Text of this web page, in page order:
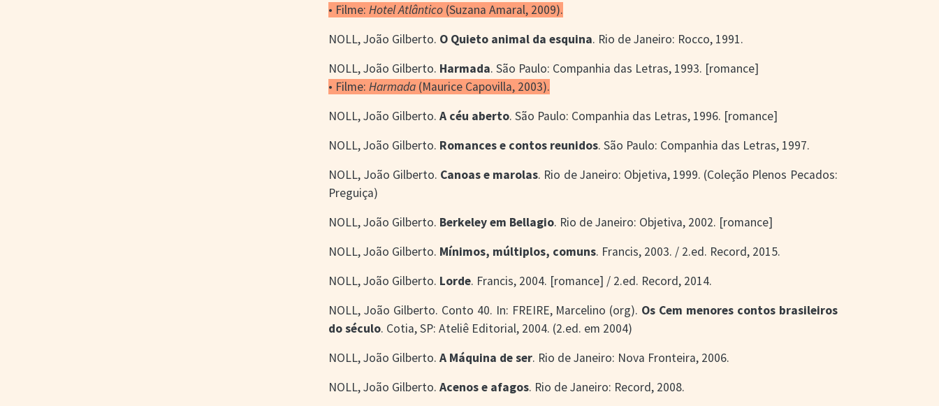
• Filme:Hotel Atlântico (Suzana Amaral, 2009).
NOLL, João Gilberto. O Quieto animal da esquina. Rio de Janeiro: Rocco, 1991.
NOLL, João Gilberto. Harmada. São Paulo: Companhia das Letras, 1993. [romance]
• Filme:Harmada (Maurice Capovilla, 2003).
NOLL, João Gilberto.A céu aberto. São Paulo: Companhia das Letras, 1996. [romance]
NOLL, João Gilberto. Romances e contos reunidos. São Paulo: Companhia das Letras, 1997.
NOLL, João Gilberto. Canoas e marolas. Rio de Janeiro: Objetiva, 1999. (Coleção Plenos Pecados:
Preguiça)
NOLL, João Gilberto. Berkeley em Bellagio. Rio de Janeiro: Objetiva, 2002. [romance]
NOLL, João Gilberto. Mínimos, múltiplos, comuns. Francis, 2003. / 2.ed. Record, 2015.
NOLL, João Gilberto. Lorde. Francis, 2004. [romance] / 2.ed. Record, 2014.
NOLL, João Gilberto. Conto 40. In: FREIRE, Marcelino (org). Os Cem menores contos brasileiros
do século. Cotia, SP: Ateliê Editorial, 2004. (2.ed. em 2004)
NOLL, João Gilberto.A Máquina de ser. Rio de Janeiro: Nova Fronteira, 2006.
NOLL, João Gilberto.Acenos e afagos. Rio de Janeiro: Record, 2008.